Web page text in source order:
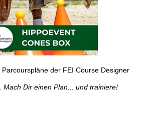
der FEI Course Designer
Mach Dir einen Plan... und trainiere!